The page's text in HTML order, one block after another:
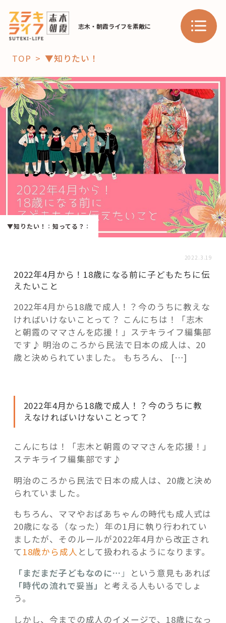
志木・朝霞ライフを素敵に
「コト」
子育て
暮らし
おすすめ
スポット 学び・教育
「場」
HAREL HAREL
活用事例
「モノ」
fleXe リノベ事例
「ひと」
コーディネーター紹介
これからの暮らし 住み替え相談
記事検索
TOP ▼知りたい！
▼知りたい！ ：知ってる？ ：
2022.3.19
2022年4月から！18歳になる前に子どもたちに伝
えたいこと
2022年4月から18歳で成人！？今のうちに教えな
ければいけないことって？ こんにちは！「志木
と朝霞のママさんを応援！」ステキライフ編集部
です♪ 明治のころから民法で日本の成人は、20
歳と決められていました。 もちろん、 […]
2022年4月から18歳で成人！？今のうちに教
えなければいけないことって？
こんにちは！「志木と朝霞のママさんを応援！」
ステキライフ編集部です♪
明治のころから民法で日本の成人は、20歳と決め
られていました。
もちろん、ママやおばあちゃんの時代も成人式は
20歳になる（なった）年の1月に執り行われてい
ましたが、そのルールが2022年4月から改正され
て18歳から成人 として扱われるようになります。
「まだまだ子どもなのに… 」
という意見もあれば
「時代の流れで妥当」
と考える人もいるでしょ
う。
しかし、今までの成人のイメージで、18歳になっ